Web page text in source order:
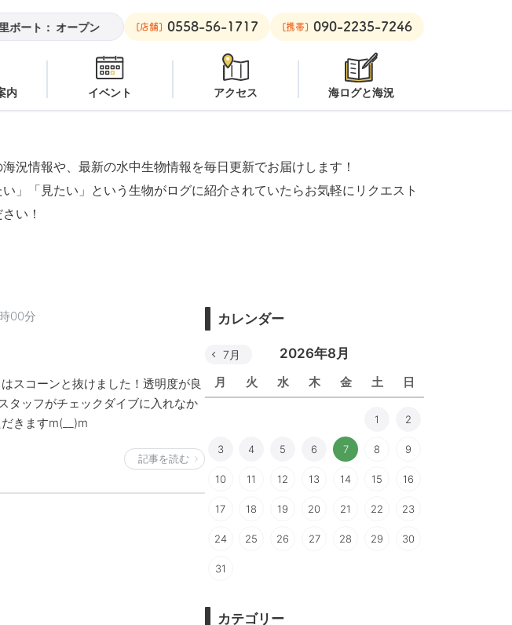
ト： オープン 黄金崎ビーチ：オープン 安良里ボート：オープン
[店舗] 0558-56-1717 [携帯] 090-2235-7246
内 イベント アクセス 海ログと海況
況情報や、最新の水中生物情報を毎日更新でお届けします！
い」「見たい」という生物がログに紹介されていたらお気軽にリクエスト
い！
00分
スコーンと抜けました！透明度が良
タッフがチェックダイブに入れなか
きますm(__)m
記事を読む
カレンダー
2026年8月
月 火 水 木 金 土 日
7月
1 2
3 4 5 6 7 8 9
10 11 12 13 14 15 16
17 18 19 20 21 22 23
24 25 26 27 28 29 30
31
カテゴリー